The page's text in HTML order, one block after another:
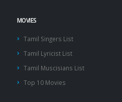
MOVIES
Tamil Singers List
Tamil Lyricist List
Tamil Muscisians List
Top 10 Movies